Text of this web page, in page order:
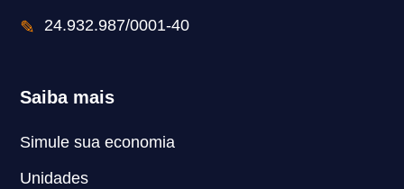
✎
24.932.987/0001-40
Saiba mais
Simule sua economia
Unidades